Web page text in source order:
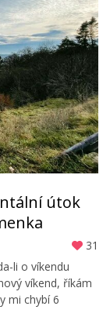
útok
31
li o víkendu
víkend, říkám
mi chybí 6